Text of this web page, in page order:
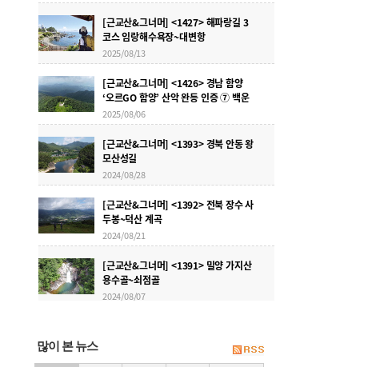
[근교산&그너머] <1427> 해파랑길 3
코스 임랑해수욕장~대변항
2025/08/13
[근교산&그너머] <1426> 경남 함양
‘오르GO 함양’ 산악 완등 인증 ⑦ 백운
산
2025/08/06
[근교산&그너머] <1393> 경북 안동 왕
모산성길
2024/08/28
[근교산&그너머] <1392> 전북 장수 사
두봉~덕산 계곡
2024/08/21
[근교산&그너머] <1391> 밀양 가지산
용수골~쇠점골
2024/08/07
많이 본 뉴스